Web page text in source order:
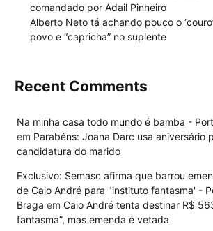
comandado por Adail Pinheiro
Alberto Neto tá achando pouco o
povo e “capricha” no suplente
Recent Comments
Na minha casa todo mundo é bamba -
em Parabéns: Joana Darc usa aniversário
candidatura do marido
Exclusivo: Semasc afirma que barrou
de Caio André para "instituto fantasma' -
Braga em Caio André tenta destinar R$
fantasma”, mas emenda é vetada